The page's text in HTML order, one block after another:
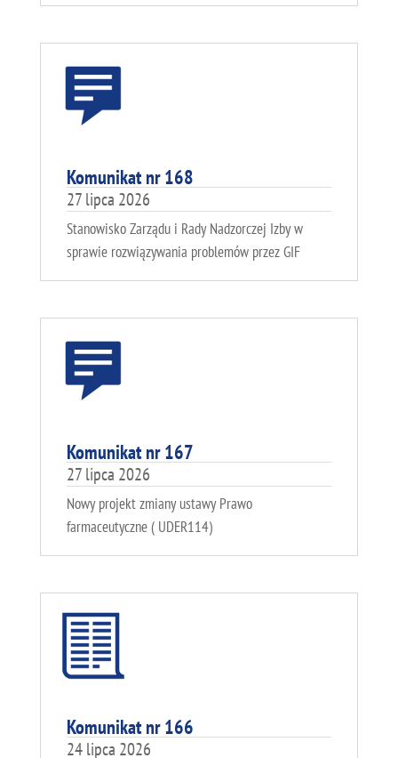
Komunikat nr 168
27 lipca 2026
Stanowisko Zarządu i Rady Nadzorczej Izby w
sprawie rozwiązywania problemów przez GIF
Komunikat nr 167
27 lipca 2026
Nowy projekt zmiany ustawy Prawo
farmaceutyczne ( UDER114)
Komunikat nr 166
24 lipca 2026